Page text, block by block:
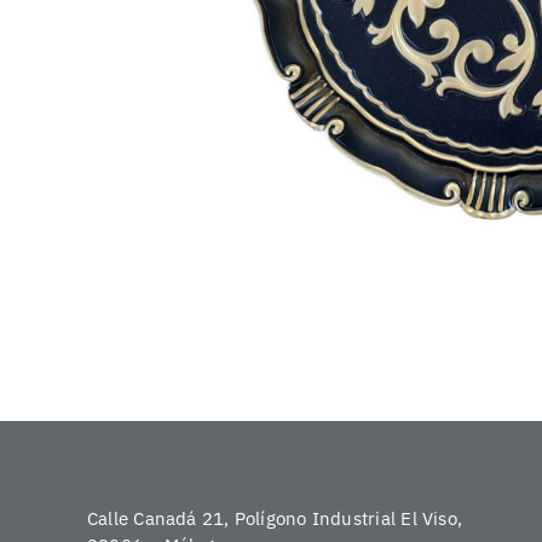
Calle Canadá 21, Polígono Industrial El Viso,